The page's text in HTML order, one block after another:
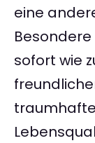
eine
sofort wie